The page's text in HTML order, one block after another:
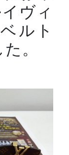
ヴィ
ルト
。